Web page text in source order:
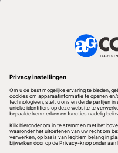
Adverteren
Volg ons
Redactionele partner